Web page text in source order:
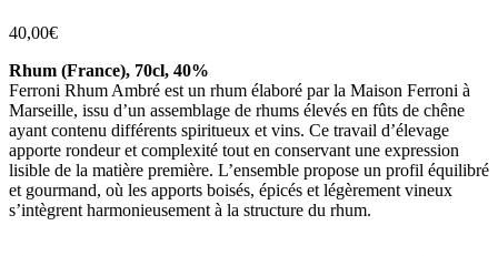
40,00€
Rhum (France), 70cl, 40%
Ferroni Rhum Ambré est un rhum élaboré par la Maison Ferroni à
Marseille, issu d’un assemblage de rhums élevés en fûts de chêne
ayant contenu différents spiritueux et vins. Ce travail d’élevage
apporte rondeur et complexité tout en conservant une expression
lisible de la matière première. L’ensemble propose un profil équilibré
et gourmand, où les apports boisés, épicés et légèrement vineux
s’intègrent harmonieusement à la structure du rhum.